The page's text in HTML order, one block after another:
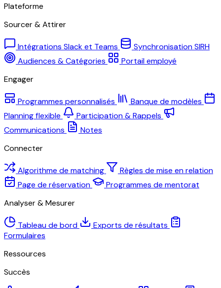
Plateforme
Sourcer & Attirer
Intégrations Slack et Teams
Synchronisation SIRH
Audiences & Catégories
Portail employé
Engager
Programmes personnalisés
Banque de modèles
Planning flexible
Participation & Rappels
Communications
Notes
Connecter
Algorithme de matching
Règles de mise en relation
Page de réservation
Programmes de mentorat
Analyser & Mesurer
Tableau de bord
Exports de résultats
Formulaires
Ressources
Succès